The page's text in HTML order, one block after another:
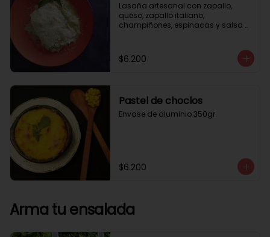
Lasaña artesanal con zapallo,
queso, zapallo italiano,
champiñones, espinacas y salsa
$6.200
Pastel de choclos
Envase de aluminio 350gr.
$6.200
Arma tu ensalada